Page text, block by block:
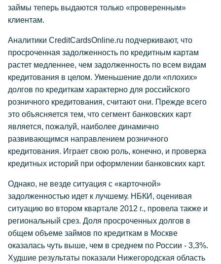
займы теперь выдаются только «проверенным»
клиентам.
Аналитики CreditCardsOnline.ru подчеркивают, что
просроченная задолженность по кредитным картам
растет медленнее, чем задолженность по всем видам
кредитования в целом. Уменьшение доли «плохих»
долгов по кредиткам характерно для российского
розничного кредитования, считают они. Прежде всего
это объясняется тем, что сегмент банковских карт
является, пожалуй, наиболее динамично
развивающимся направлением розничного
кредитования. Играет свою роль, конечно, и проверка
кредитных историй при оформлении банковских карт.
Однако, не везде ситуация с «карточной»
задолженностью идет к лучшему. НБКИ, оценивая
ситуацию во втором квартале 2012 г., провела также и
региональный срез. Доля просроченных долгов в
общем объеме займов по кредиткам в Москве
оказалась чуть выше, чем в среднем по России - 3,3%.
Худшие результаты показали Нижегородская область